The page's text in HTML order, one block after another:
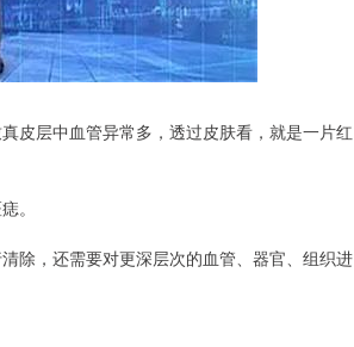
皮层中血管异常多，透过皮肤看，就是一片红
。
除，还需要对更深层次的血管、器官、组织进
深300 4694.44 43.13